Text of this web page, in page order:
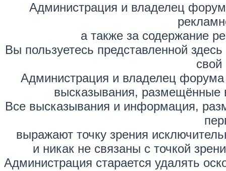
Администрация и владелец
а также за содержание
Вы пользуетесь представленной
свой
Администрация и владелец форума
высказывания, размещённые
Все высказывания и информация,
выражают точку зрения
и никак не связаны с точкой
Администрация старается удалять